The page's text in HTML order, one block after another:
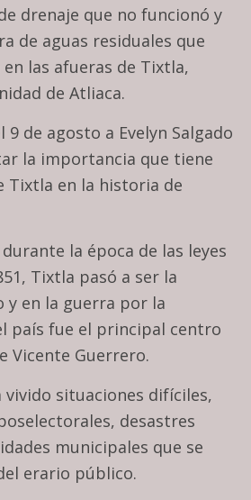
drenaje que no funcionó y
de aguas residuales que
las afueras de Tixtla,
de Atliaca.
9 de agosto a Evelyn Salgado
la importancia que tiene
Tixtla en la historia de
la época de las leyes
Tixtla pasó a ser la
y en la guerra por la
país fue el principal centro
Vicente Guerrero.
situaciones difíciles,
desastres
municipales que se
erario público.